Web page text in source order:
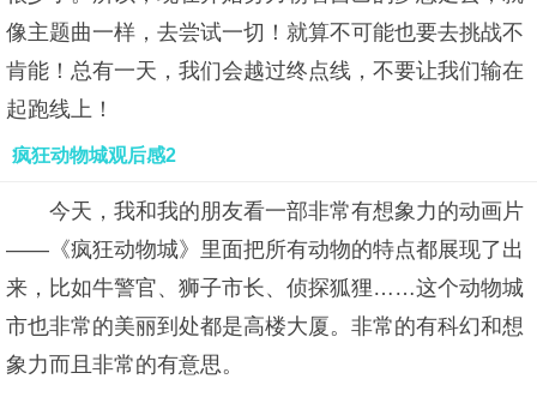
像主题曲一样，去尝试一切！就算不可能也要去挑战不
肯能！总有一天，我们会越过终点线，不要让我们输在
起跑线上！
疯狂动物城观后感2
今天，我和我的朋友看一部非常有想象力的动画片
——《疯狂动物城》里面把所有动物的特点都展现了出
来，比如牛警官、狮子市长、侦探狐狸……这个动物城
市也非常的美丽到处都是高楼大厦。非常的有科幻和想
象力而且非常的有意思。